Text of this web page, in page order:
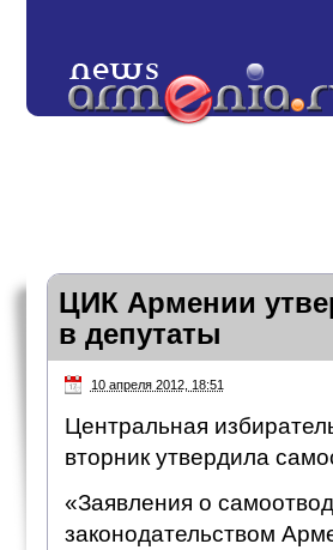
ЦИК Армении
в депутаты
10 апреля 2012, 18:51
Центральная
вторник утвердила
«Заявления о
законодательством